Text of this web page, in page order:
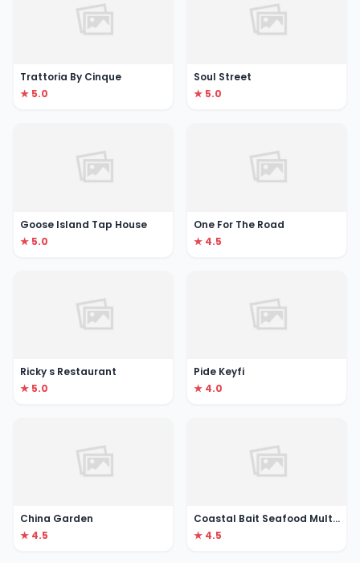
Trattoria By Cinque
★ 5.0
Soul Street
★ 5.0
Goose Island Tap House
★ 5.0
One For The Road
★ 4.5
Ricky s Restaurant
★ 5.0
Pide Keyfi
★ 4.0
China Garden
★ 4.5
Coastal Bait Seafood MultiCuisine
★ 4.5